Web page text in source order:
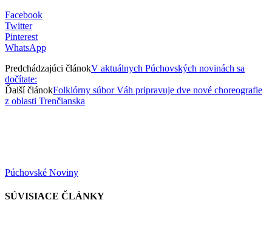
Facebook
Twitter
Pinterest
WhatsApp
Predchádzajúci článokV aktuálnych Púchovských novinách sa
dočítate:
Ďalší článokFolklórny súbor Váh pripravuje dve nové choreografie
z oblasti Trenčianska
Púchovské Noviny
SÚVISIACE ČLÁNKY